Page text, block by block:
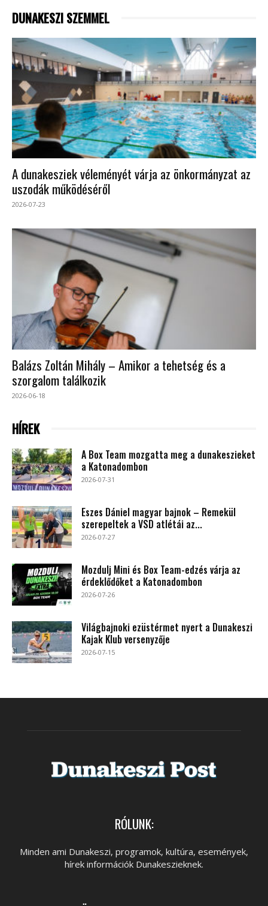
DUNAKESZI SZEMMEL
A dunakesziek véleményét várja az önkormányzat az
uszodák működéséről
2026-07-23
Balázs Zoltán Mihály – Amikor a tehetség és a
szorgalom találkozik
2026-06-18
HÍREK
A Box Team mozgatta meg a dunakeszieket
a Katonadombon
2026-07-31
Eszes Dániel magyar bajnok – Remekül
szerepeltek a VSD atlétái az...
2026-07-27
Mozdulj Mini és Box Team-edzés várja az
érdeklődőket a Katonadombon
2026-07-26
Világbajnoki ezüstérmet nyert a Dunakeszi
Kajak Klub versenyzője
2026-07-15
RÓLUNK:
Minden ami Dunakeszi, programok, kultúra, események,
hírek információk Dunakeszieknek.